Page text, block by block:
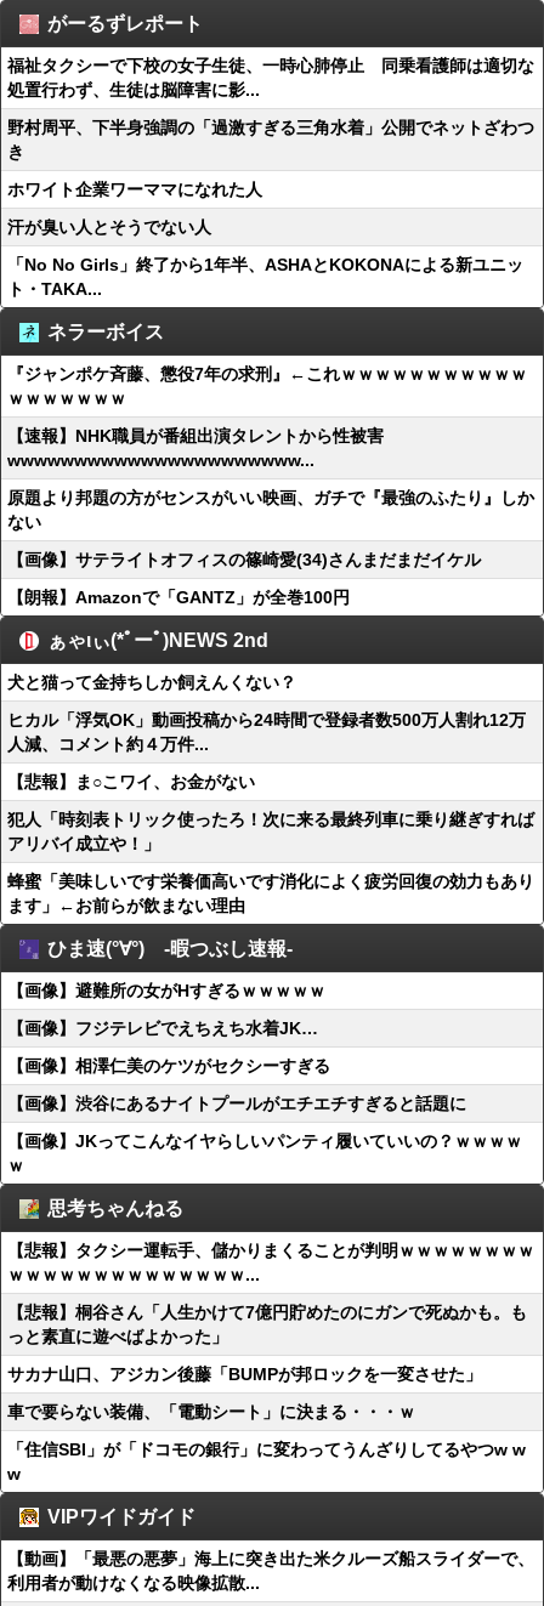
がーるずレポート
福祉タクシーで下校の女子生徒、一時心肺停止 同乗看護師は適切な
処置行わず、生徒は脳障害に影...
野村周平、下半身強調の「過激すぎる三角水着」公開でネットざわつ
き
ホワイト企業ワーママになれた人
汗が臭い人とそうでない人
「No No Girls」終了から1年半、ASHAとKOKONAによる新ユニッ
ト・TAKA...
ネラーボイス
『ジャンポケ斉藤、懲役7年の求刑』←これｗｗｗｗｗｗｗｗｗｗｗ
ｗｗｗｗｗｗｗ
【速報】NHK職員が番組出演タレントから性被害
wwwwwwwwwwwwwwwwwwwwww...
原題より邦題の方がセンスがいい映画、ガチで『最強のふたり』しか
ない
【画像】サテライトオフィスの篠崎愛(34)さんまだまだイケル
【朗報】Amazonで「GANTZ」が全巻100円
ぁゃιぃ(*ﾟーﾟ)NEWS 2nd
犬と猫って金持ちしか飼えんくない？
ヒカル「浮気OK」動画投稿から24時間で登録者数500万人割れ12万
人減、コメント約４万件...
【悲報】ま○こワイ、お金がない
犯人「時刻表トリック使ったろ！次に来る最終列車に乗り継ぎすれば
アリバイ成立や！」
蜂蜜「美味しいです栄養価高いです消化によく疲労回復の効力もあり
ます」←お前らが飲まない理由
ひま速(°∀°) -暇つぶし速報-
【画像】避難所の女がHすぎるｗｗｗｗｗ
【画像】フジテレビでえちえち水着JK…
【画像】相澤仁美のケツがセクシーすぎる
【画像】渋谷にあるナイトプールがエチエチすぎると話題に
【画像】JKってこんなイヤらしいパンティ履いていいの？ｗｗｗｗ
ｗ
思考ちゃんねる
【悲報】タクシー運転手、儲かりまくることが判明ｗｗｗｗｗｗｗｗ
ｗｗｗｗｗｗｗｗｗｗｗｗｗｗ...
【悲報】桐谷さん「人生かけて7億円貯めたのにガンで死ぬかも。も
っと素直に遊べばよかった」
サカナ山口、アジカン後藤「BUMPが邦ロックを一変させた」
車で要らない装備、「電動シート」に決まる・・・ｗ
「住信SBI」が「ドコモの銀行」に変わってうんざりしてるやつw w
w
VIPワイドガイド
【動画】「最悪の悪夢」海上に突き出た米クルーズ船スライダーで、
利用者が動けなくなる映像拡散...